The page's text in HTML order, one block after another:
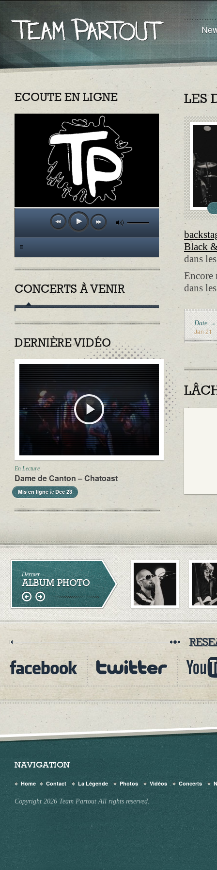
ECOUTE EN LIGNE
CONCERTS À VENIR
DERNIÈRE VIDÉO
En Lecture
Dame de Canton – Chatoast
Mis en ligneleDec 23
LES
Black
dans
Encore
dans
Date →
Jan 21
Dernier
ALBUM PHOTO
NAVIGATION
Home Contact La Légende Photos Vidéos Concerts
Copyright 2026 Team Partout All rights reserved.